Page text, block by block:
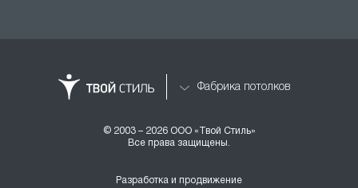
Фабрика потолков
© 2003 – 2026 ООО «Твой Стиль»
Все права защищены.
Разработка и продвижение